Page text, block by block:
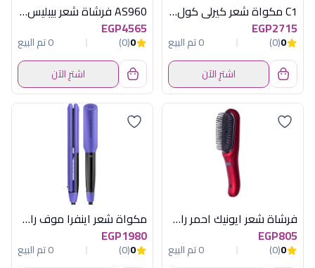
C1 مكواة شعر كيرلى كول روز جولد راش براش
EGP2715
0
(0)
0 تم البيع
اشترِ الآن
AS960 فرشاة شعر بيبليس هوائية 1000 وات
EGP4565
0
(0)
0 تم البيع
اشترِ الآن
فرشاة شعر ايونيك احمر راش براش
EGP805
0
(0)
0 تم البيع
مكواة شعر اينفرا موف راش براش
EGP1980
0
(0)
0 تم البيع